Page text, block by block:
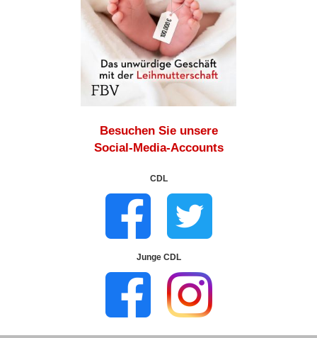
Besuchen Sie unsere
Social-Media-Accounts
CDL
Junge CDL